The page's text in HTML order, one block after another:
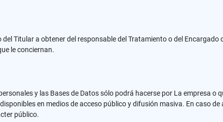
Titular a obtener del responsable del Tratamiento o del Encargado
le conciernan.
y las Bases de Datos sólo podrá hacerse por La empresa o
en medios de acceso público y difusión masiva. En caso
público.